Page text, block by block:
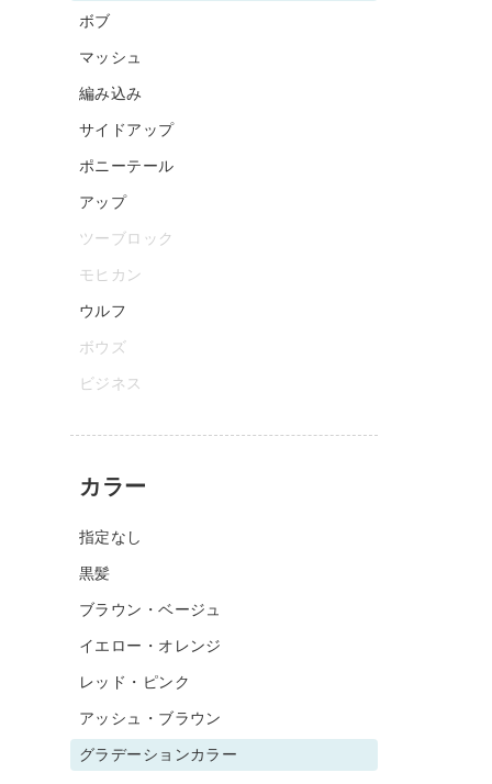
ボブ
マッシュ
編み込み
サイドアップ
ポニーテール
アップ
ツーブロック
モヒカン
ウルフ
ボウズ
ビジネス
カラー
指定なし
黒髪
ブラウン・ベージュ
イエロー・オレンジ
レッド・ピンク
アッシュ・ブラウン
グラデーションカラー